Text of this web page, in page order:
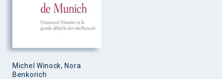
Michel Winock, Nora
Benkorich